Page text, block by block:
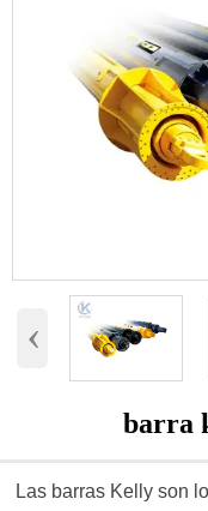
‹
barra
Las barras Kelly son